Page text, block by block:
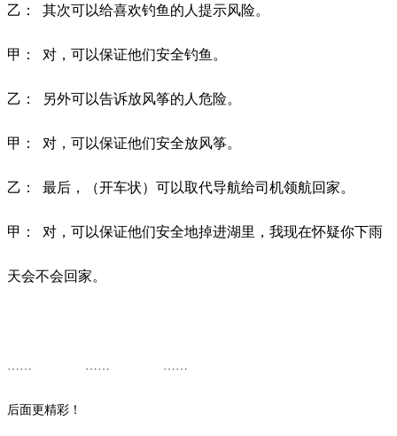
乙： 其次可以给喜欢钓鱼的人提示风险。
甲： 对，可以保证他们安全钓鱼。
乙： 另外可以告诉放风筝的人危险。
甲： 对，可以保证他们安全放风筝。
乙： 最后，（开车状）可以取代导航给司机领航回家。
甲： 对，可以保证他们安全地掉进湖里，我现在怀疑你下雨
天会不会回家。
后面更精彩！